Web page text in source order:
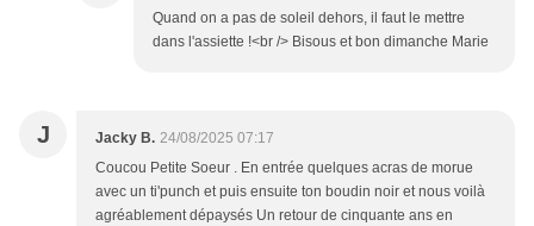
Quand on a pas de soleil dehors, il faut le mettre
dans l'assiette !<br /> Bisous et bon dimanche Marie
J Jacky B. 24/08/2025 07:17
Coucou Petite Soeur . En entrée quelques acras de morue
avec un ti'punch et puis ensuite ton boudin noir et nous voilà
agréablement dépaysés Un retour de cinquante ans en